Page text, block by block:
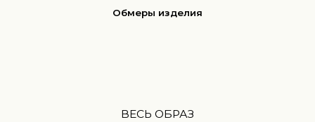
Обмеры изделия
ВЕСЬ ОБРАЗ